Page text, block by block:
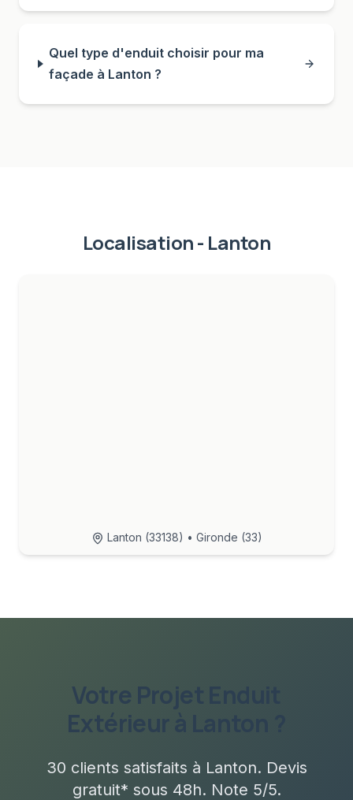
Quel type d'enduit choisir pour ma
façade à Lanton ?
Localisation - Lanton
Lanton (33138) • Gironde (33)
Votre Projet
Extérieur
30 clients satisfaits à Lanton. Devis
gratuit* sous 48h. Note 5/5.